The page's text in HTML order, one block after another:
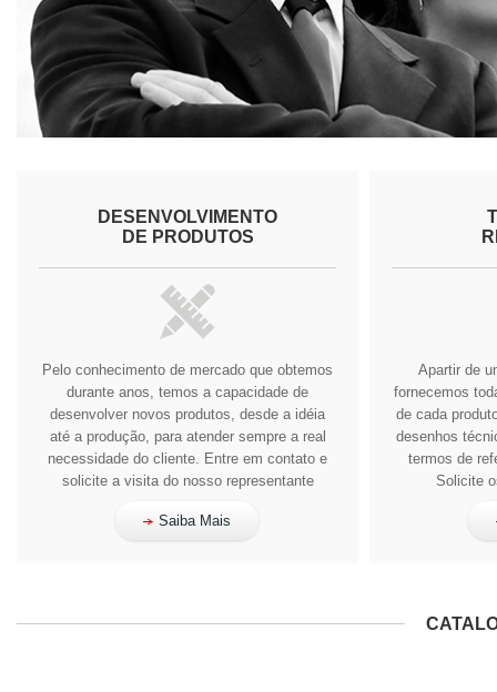
DESENVOLVIMENTO
DE PRODUTOS
Pelo conhecimento de mercado que obtemos
durante anos, temos a capacidade de
desenvolver novos produtos, desde a idéia
até a produção, para atender sempre a real
necessidade do cliente. Entre em contato e
solicite a visita do nosso representante
Saiba Mais
Apartir de
fornecemos
de cada
desenhos
termos de
Solicite